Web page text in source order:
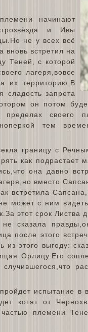
начинают
и Ивы
не у всех всё
вновь встретил на
Теней, с которой
лагеря,вовсе
их территорию.В
сладость запрета
он потом
пределах
тем
границу с
как подрастает
она давно
вместо
встретила
может с ним
этот срок
сказала
после этого
этого выгоду:
Орлицу.Его
испытание в
котят от
племени